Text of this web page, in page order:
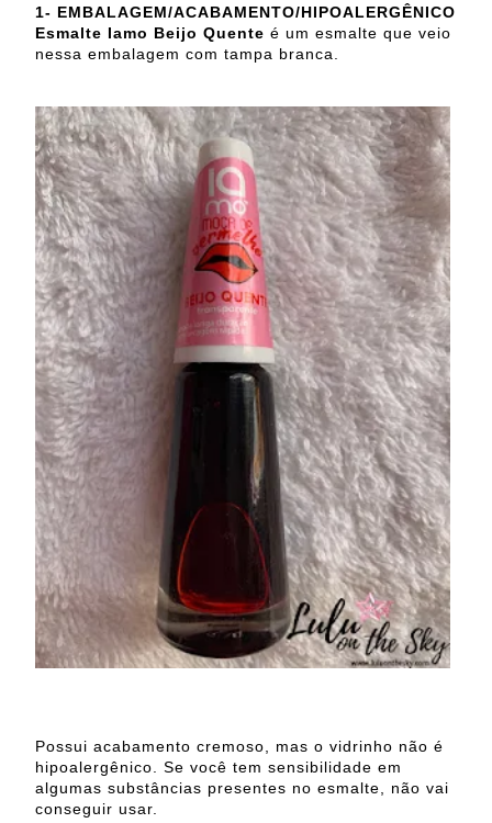
1- EMBALAGEM/ACABAMENTO/HIPOALERGÊNICO
Esmalte Iamo Beijo Quente é um esmalte que veio
nessa embalagem com tampa branca.
Possui acabamento cremoso, mas o vidrinho não é
hipoalergênico. Se você tem sensibilidade em
algumas substâncias presentes no esmalte, não vai
conseguir usar.